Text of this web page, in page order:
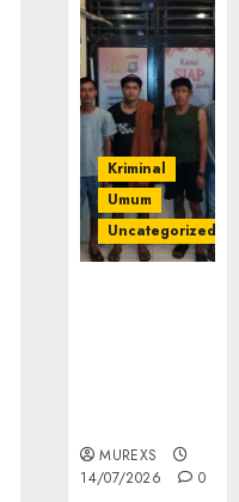
Kriminal
Umum
Uncategorized
MUREXS
14/07/2026
0